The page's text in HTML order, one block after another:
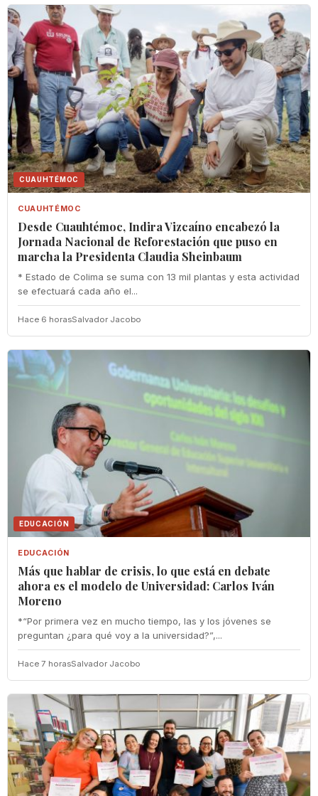
CUAUHTÉMOC
CUAUHTÉMOC
Desde Cuauhtémoc, Indira Vizcaíno encabezó la
Jornada Nacional de Reforestación que puso en
marcha la Presidenta Claudia Sheinbaum
* Estado de Colima se suma con 13 mil plantas y esta actividad
se efectuará cada año el...
Hace 6 horasSalvador Jacobo
EDUCACIÓN
EDUCACIÓN
Más que hablar de crisis, lo que está en debate
ahora es el modelo de Universidad: Carlos Iván
Moreno
*“Por primera vez en mucho tiempo, las y los jóvenes se
preguntan ¿para qué voy a la universidad?”,...
Hace 7 horasSalvador Jacobo